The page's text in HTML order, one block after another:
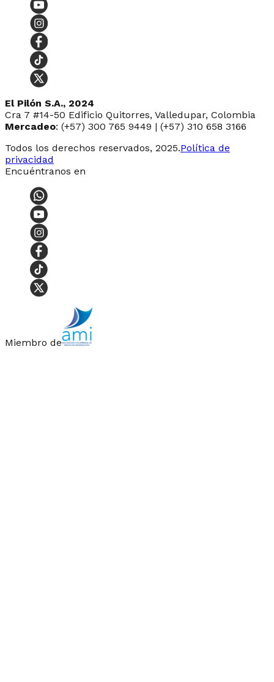
El Pilón S.A., 2024
Cra 7 #14-50 Edificio Quitorres, Valledupar, Colombia
Mercadeo: (+57) 300 765 9449 | (+57) 310 658 3166
Todos los derechos reservados, 2025.Política de
privacidad
Encuéntranos en
Miembro de